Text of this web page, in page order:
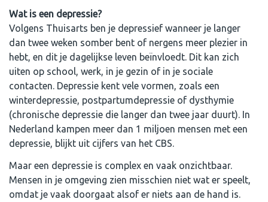
Wat is een depressie?
Volgens Thuisarts ben je depressief wanneer je langer
dan twee weken somber bent of nergens meer plezier in
hebt, en dit je dagelijkse leven beïnvloedt. Dit kan zich
uiten op school, werk, in je gezin of in je sociale
contacten. Depressie kent vele vormen, zoals een
winterdepressie, postpartumdepressie of dysthymie
(chronische depressie die langer dan twee jaar duurt). In
Nederland kampen meer dan 1 miljoen mensen met een
depressie, blijkt uit cijfers van het CBS.
Maar een depressie is complex en vaak onzichtbaar.
Mensen in je omgeving zien misschien niet wat er speelt,
omdat je vaak doorgaat alsof er niets aan de hand is.